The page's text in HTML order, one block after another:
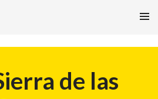
de las